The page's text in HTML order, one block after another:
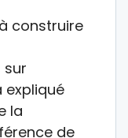
construire
sur
expliqué
la
de